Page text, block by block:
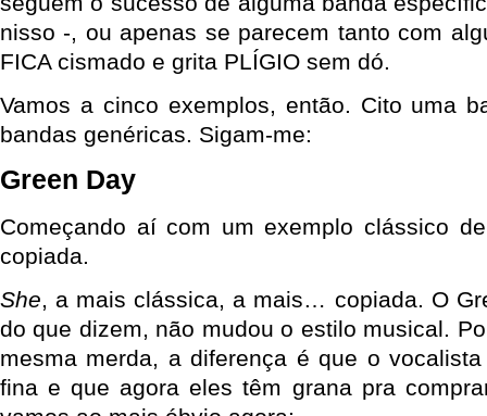
nisso -, ou apenas se parecem tanto com
FICA cismado e grita PLÍGIO sem dó.
Vamos a cinco exemplos, então. Cito uma
bandas genéricas. Sigam-me:
Green Day
Começando aí com um exemplo clássico
copiada.
She, a mais clássica, a mais… copiada. O
do que dizem, não mudou o estilo musical.
mesma merda, a diferença é que o
fina e que agora eles têm grana pra